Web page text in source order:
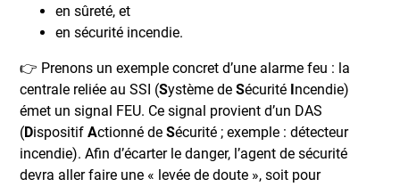
en sûreté, et
en sécurité incendie.
👉 Prenons un exemple concret d’une alarme feu : la
centrale reliée au SSI (Système deSécurité Incendie)
émet un signal FEU. Ce signal provient d’un DAS
(DispositifActionné deSécurité ; exemple : détecteur
incendie). Afin d’écarter le danger, l’agent de sécurité
devra aller faire une « levée de doute », soit pour